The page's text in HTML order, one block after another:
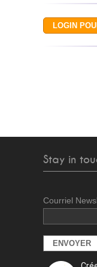
Stay in
Courriel